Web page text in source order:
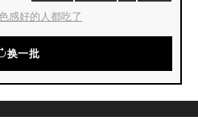
感好的人都吃了
换一批